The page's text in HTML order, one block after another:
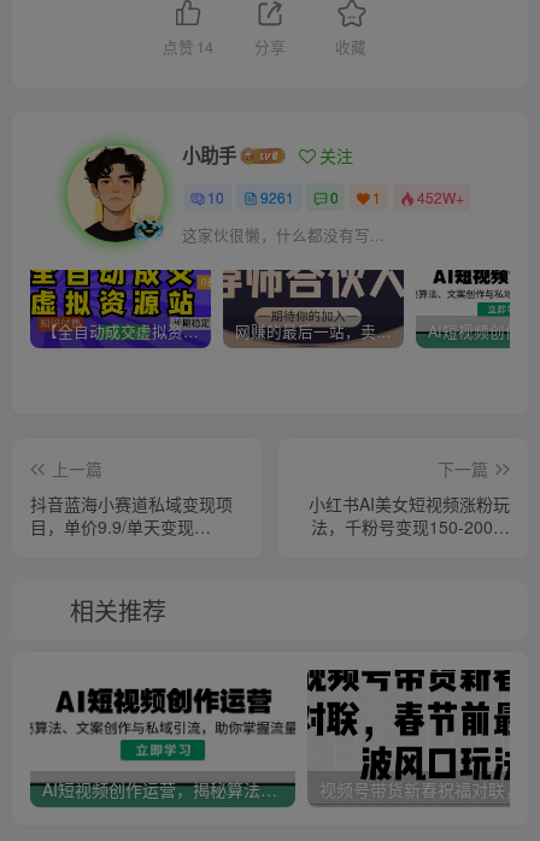
点赞 14 分享 收藏
小助手 关注
10 9261 0 1 452W+
这家伙很懒，什么都没有写...
【全自动成交虚拟资源站】站长唯一陪跑项目！月入10W+~长期稳定~ 网赚的最后一站，卖项目！做网赚顶级猎食者~
上一篇
抖音蓝海小赛道私域变现项
目，单价9.9/单天变现
下一篇
小红书AI美女短视频涨粉玩
法，千粉号变现150-200，
相关推荐
AI短视频创作运营，揭秘算法、文案创作与私域引流，助你掌握流量密码